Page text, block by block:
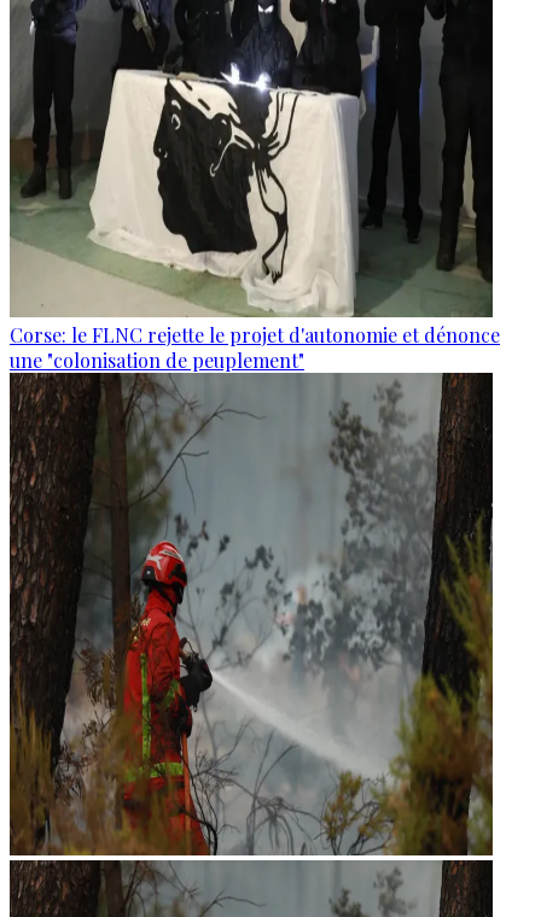
Corse: le FLNC rejette le projet d'autonomie et dénonce
une "colonisation de peuplement"